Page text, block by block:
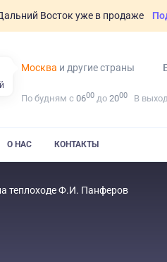
Восток уже в продаже
Москва и другие страны
По будням с 0600 до 2000 В
О НАС КОНТАКТЫ
теплоходе Ф.И. Панферов